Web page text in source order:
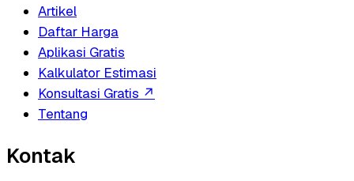
Artikel
Daftar Harga
Aplikasi Gratis
Kalkulator Estimasi
Konsultasi Gratis ↗
Tentang
Kontak